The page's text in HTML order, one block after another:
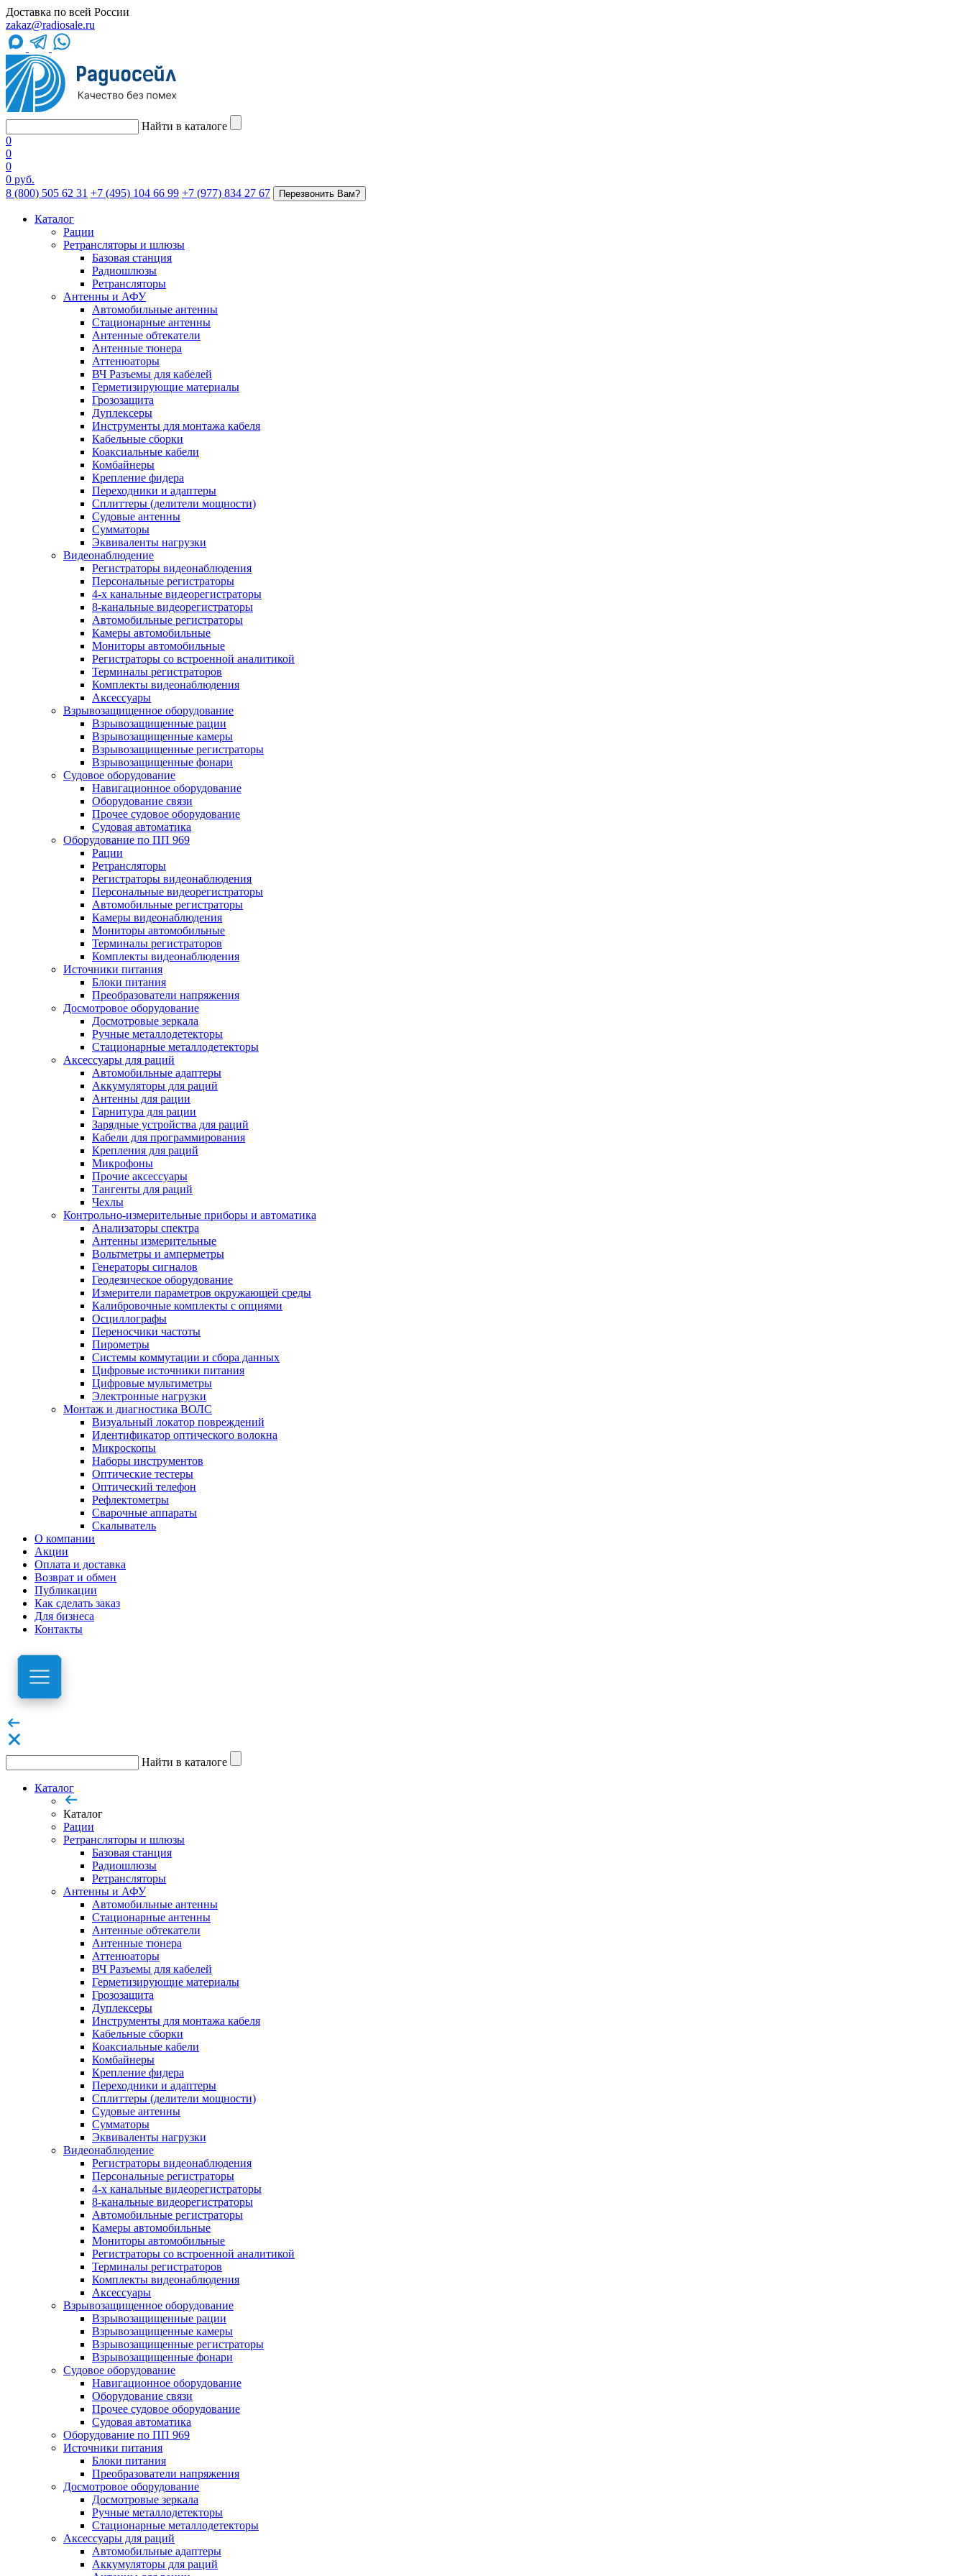
Доставка по всей России
zakaz@radiosale.ru
Найти в каталоге
0
0
0
0 руб.
8 (800) 505 62 31 +7 (495) 104 66 99 +7 (977) 834 27 67 Перезвонить Вам?
Каталог
Рации
Ретрансляторы и шлюзы
Базовая станция
Радиошлюзы
Ретрансляторы
Антенны и АФУ
Автомобильные антенны
Стационарные антенны
Антенные обтекатели
Антенные тюнера
Аттенюаторы
ВЧ Разъемы для кабелей
Герметизирующие материалы
Грозозащита
Дуплексеры
Инструменты для монтажа кабеля
Кабельные сборки
Коаксиальные кабели
Комбайнеры
Крепление фидера
Переходники и адаптеры
Сплиттеры (делители мощности)
Судовые антенны
Сумматоры
Эквиваленты нагрузки
Видеонаблюдение
Регистраторы видеонаблюдения
Персональные регистраторы
4-х канальные видеорегистраторы
8-канальные видеорегистраторы
Автомобильные регистраторы
Камеры автомобильные
Мониторы автомобильные
Регистраторы со встроенной аналитикой
Терминалы регистраторов
Комплекты видеонаблюдения
Аксессуары
Взрывозащищенное оборудование
Взрывозащищенные рации
Взрывозащищенные камеры
Взрывозащищенные регистраторы
Взрывозащищенные фонари
Судовое оборудование
Навигационное оборудование
Оборудование связи
Прочее судовое оборудование
Судовая автоматика
Оборудование по ПП 969
Рации
Ретрансляторы
Регистраторы видеонаблюдения
Персональные видеорегистраторы
Автомобильные регистраторы
Камеры видеонаблюдения
Мониторы автомобильные
Терминалы регистраторов
Комплекты видеонаблюдения
Источники питания
Блоки питания
Преобразователи напряжения
Досмотровое оборудование
Досмотровые зеркала
Ручные металлодетекторы
Стационарные металлодетекторы
Аксессуары для раций
Автомобильные адаптеры
Аккумуляторы для раций
Антенны для рации
Гарнитура для рации
Зарядные устройства для раций
Кабели для программирования
Крепления для раций
Микрофоны
Прочие аксессуары
Тангенты для раций
Чехлы
Контрольно-измерительные приборы и автоматика
Анализаторы спектра
Антенны измерительные
Вольтметры и амперметры
Генераторы сигналов
Геодезическое оборудование
Измерители параметров окружающей среды
Калибровочные комплекты с опциями
Осциллографы
Переносчики частоты
Пирометры
Системы коммутации и сбора данных
Цифровые источники питания
Цифровые мультиметры
Электронные нагрузки
Монтаж и диагностика ВОЛС
Визуальный локатор повреждений
Идентификатор оптического волокна
Микроскопы
Наборы инструментов
Оптические тестеры
Оптический телефон
Рефлектометры
Сварочные аппараты
Скалыватель
О компании
Акции
Оплата и доставка
Возврат и обмен
Публикации
Как сделать заказ
Для бизнеса
Контакты
Найти в каталоге
Каталог
Каталог
Рации
Ретрансляторы и шлюзы
Базовая станция
Радиошлюзы
Ретрансляторы
Антенны и АФУ
Автомобильные антенны
Стационарные антенны
Антенные обтекатели
Антенные тюнера
Аттенюаторы
ВЧ Разъемы для кабелей
Герметизирующие материалы
Грозозащита
Дуплексеры
Инструменты для монтажа кабеля
Кабельные сборки
Коаксиальные кабели
Комбайнеры
Крепление фидера
Переходники и адаптеры
Сплиттеры (делители мощности)
Судовые антенны
Сумматоры
Эквиваленты нагрузки
Видеонаблюдение
Регистраторы видеонаблюдения
Персональные регистраторы
4-х канальные видеорегистраторы
8-канальные видеорегистраторы
Автомобильные регистраторы
Камеры автомобильные
Мониторы автомобильные
Регистраторы со встроенной аналитикой
Терминалы регистраторов
Комплекты видеонаблюдения
Аксессуары
Взрывозащищенное оборудование
Взрывозащищенные рации
Взрывозащищенные камеры
Взрывозащищенные регистраторы
Взрывозащищенные фонари
Судовое оборудование
Навигационное оборудование
Оборудование связи
Прочее судовое оборудование
Судовая автоматика
Оборудование по ПП 969
Источники питания
Блоки питания
Преобразователи напряжения
Досмотровое оборудование
Досмотровые зеркала
Ручные металлодетекторы
Стационарные металлодетекторы
Аксессуары для раций
Автомобильные адаптеры
Аккумуляторы для раций